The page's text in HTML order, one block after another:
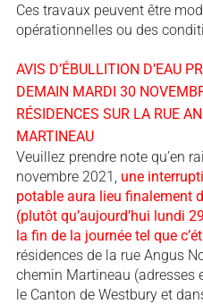
Ces travaux peuvent être
opérationnelles ou des
AVIS D’ÉBULLITION D’EAU
DEMAIN MARDI 30
RÉSIDENCES SUR LA RUE
MARTINEAU
Veuillez prendre note qu’en
novembre 2021, une
potable aura lieu finalement
(plutôt qu’aujourd’hui lundi
la fin de la journée tel que
résidences de la rue Angus
chemin Martineau (adresses
le Canton de Westbury et